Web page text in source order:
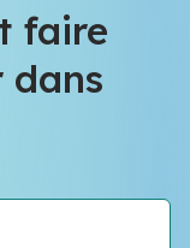
faire
dans